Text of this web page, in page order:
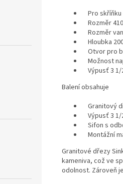
Pro skříňku
Rozměr
Rozměr
Hloubka
Otvor pro
Možnost
Výpusť 3 1/
Balení obsahuje
Granitový
Výpusť 3 1/
Sifon s
Montážní
Granitové dřezy
kameniva, což ve
odolnost. Zároveň